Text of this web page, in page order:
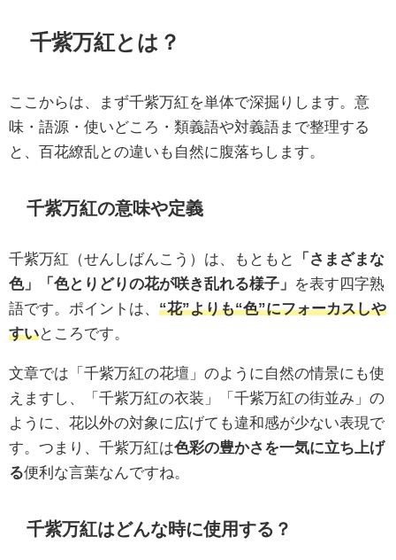
千紫万紅とは？
ここからは、まず千紫万紅を単体で深掘りします。意
味・語源・使いどころ・類義語や対義語まで整理する
と、百花繚乱との違いも自然に腹落ちします。
千紫万紅の意味や定義
千紫万紅（せんしばんこう）は、もともと
「さまざまな
色」「色とりどりの花が咲き乱れる様子」
を表す四字熟
語です。ポイントは、 “花”よりも“色”にフォーカスしや
すいところです。
文章では「千紫万紅の花壇」のように自然の情景にも使
えますし、「千紫万紅の衣装」「千紫万紅の街並み」の
ように、花以外の対象に広げても違和感が少ない表現で
す。つまり、千紫万紅は色彩の豊かさを一気に立ち上げ
る便利な言葉なんですね。
千紫万紅はどんな時に使用する？